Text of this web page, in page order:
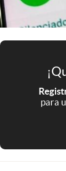
El Cronista Studio
Mediakit
abre en nueva pestaña
para